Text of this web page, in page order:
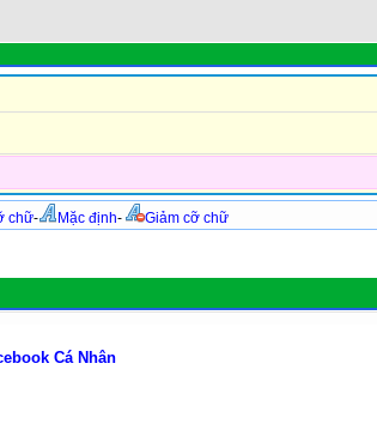
chữ- Mặc định- Giảm cỡ chữ
Cá Nhân